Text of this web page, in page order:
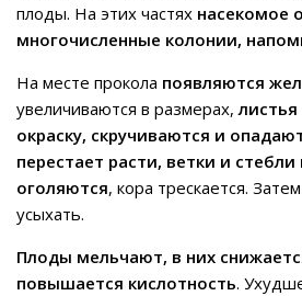
плоды. На этих частях насекомое
многочисленные колонии,
На месте прокола появляются
увеличиваются в размерах,
окраску, скручиваются и
перестает расти, ветки и
оголяются, кора трескается.
усыхать.
Плоды мельчают, в них
повышается кислотность.